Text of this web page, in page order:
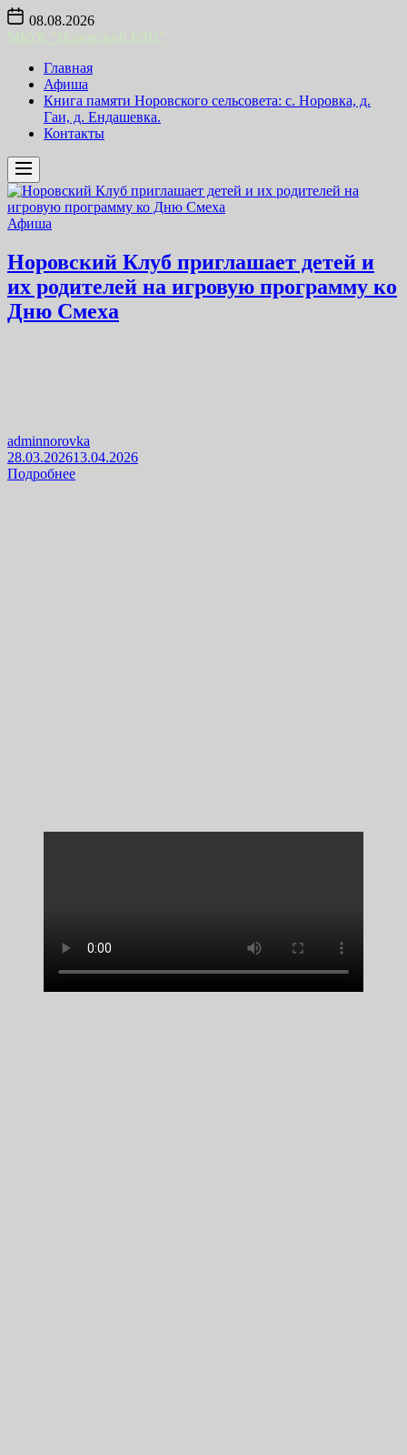
Skip
content
08.08.2026
Главная
Афиша
Книга памяти Норовского сельсовета: с. Норовка, д.
Гаи, д. Ендашевка.
Контакты
Афиша
Норовский Клуб приглашает детей и
их родителей на игровую программу ко
Дню Смеха
adminnorovka
28.03.202613.04.2026
Подробнее